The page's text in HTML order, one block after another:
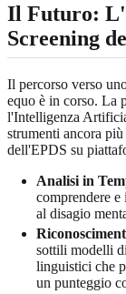
Il Futuro:
Screening
Il percorso verso
equo è in corso. La
l'Intelligenza
strumenti ancora
dell'EPDS su
Analisi in
comprendere
al disagio
sottili modelli
linguistici che
un punteggio